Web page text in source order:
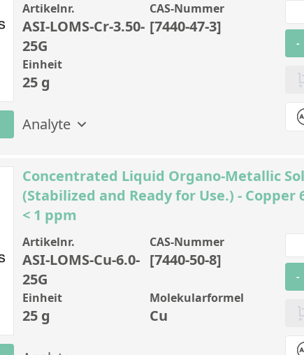
Artikelnr.
ASI-LOMS-Cr-3.50-
25G
CAS-Nummer
[7440-47-3]
Einheit
25 g
Analyte
-
Concentrated Liquid Organo-Metallic
(Stabilized and Ready for Use.) - Copper
< 1 ppm
Artikelnr.
ASI-LOMS-Cu-6.0-
25G
CAS-Nummer
[7440-50-8]
Einheit
25 g
Molekularformel
Cu
-